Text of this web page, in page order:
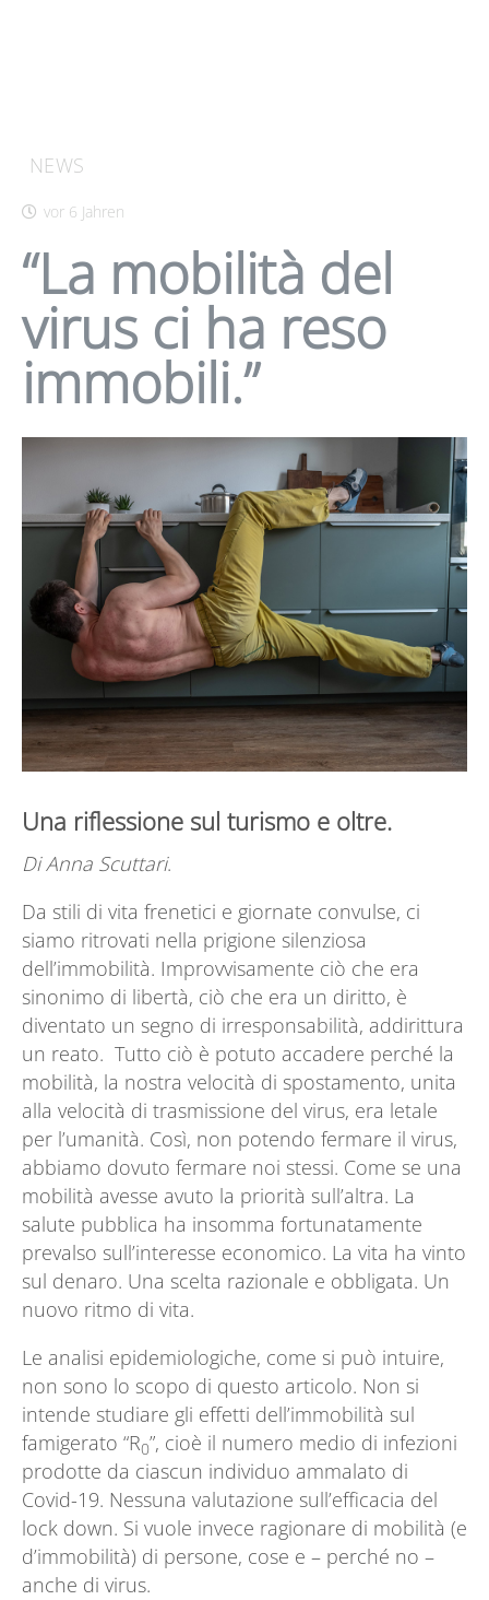
NEWS
vor 6 Jahren
“La mobilità del
virus ci ha reso
immobili.”
Una riflessione sul turismo e oltre.
Di Anna Scuttari.
Da stili di vita frenetici e giornate convulse, ci
siamo ritrovati nella prigione silenziosa
dell’immobilità. Improvvisamente ciò che era
sinonimo di libertà, ciò che era un diritto, è
diventato un segno di irresponsabilità, addirittura
un reato. Tutto ciò è potuto accadere perché la
mobilità, la nostra velocità di spostamento, unita
alla velocità di trasmissione del virus, era letale
per l’umanità. Così, non potendo fermare il virus,
abbiamo dovuto fermare noi stessi. Come se una
mobilità avesse avuto la priorità sull’altra. La
salute pubblica ha insomma fortunatamente
prevalso sull’interesse economico. La vita ha vinto
sul denaro. Una scelta razionale e obbligata. Un
nuovo ritmo di vita.
Le analisi epidemiologiche, come si può intuire,
non sono lo scopo di questo articolo. Non si
intende studiare gli effetti dell’immobilità sul
famigerato “R0”, cioè il numero medio di infezioni
prodotte da ciascun individuo ammalato di
Covid-19. Nessuna valutazione sull’efficacia del
lock down. Si vuole invece ragionare di mobilità (e
d’immobilità) di persone, cose e – perché no –
anche di virus.